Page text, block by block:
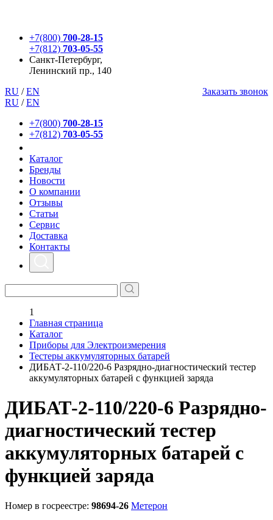
+7(800) 700-28-15
+7(812) 703-05-55
Санкт-Петербург,
Ленинский пр., 140
RU / EN
Заказать звонок
RU / EN
+7(800) 700-28-15
+7(812) 703-05-55
Каталог
Бренды
Новости
О компании
Отзывы
Статьи
Сервис
Доставка
Контакты
1
Главная страница
Каталог
Приборы для Электроизмерения
Тестеры аккумуляторных батарей
ДИБАТ-2-110/220-6 Разрядно-диагностический тестер
аккумуляторных батарей c функцией заряда
ДИБАТ-2-110/220-6 Разрядно-
диагностический тестер
аккумуляторных батарей c
функцией заряда
Номер в госреестре: 98694-26 Метерон